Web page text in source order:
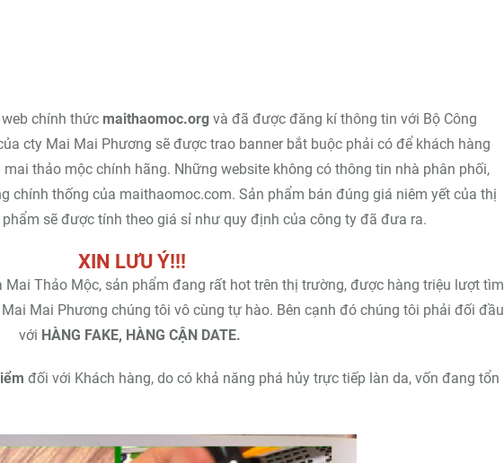
chính thức maithaomoc.org và đã được đăng kí thông tin với Bộ Công
cty Mai Mai Phương sẽ được trao banner bắt buộc phải có để khách hàng
thảo mộc chính hãng. Những website không có thông tin nhà phân phối,
chính thống của maithaomoc.com. Sản phẩm bán đúng giá niêm yết của thị
sẽ được tính theo giá sỉ như quy định của công ty đã đưa ra.
XIN LƯU Ý!!!
Mai Thảo Mộc, sản phẩm đang rất hot trên thị trường, được hàng triệu lượt tìm
Mai Phương chúng tôi vô cùng tự hào. Bên cạnh đó chúng tôi phải đối đầu
với HÀNG FAKE, HÀNG CẬN DATE.
đối với Khách hàng, do có khả năng phá hủy trực tiếp làn da, vốn đang tổn